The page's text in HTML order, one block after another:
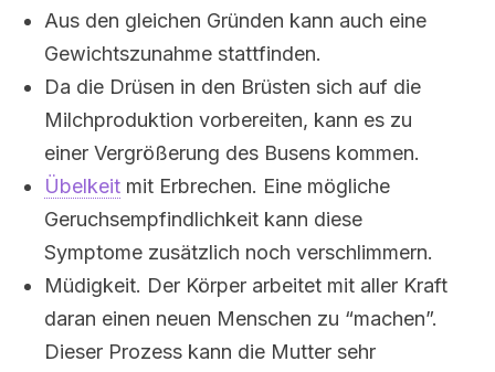
Aus den gleichen Gründen kann auch eine
Gewichtszunahme stattfinden.
Da die Drüsen in den Brüsten sich auf die
Milchproduktion vorbereiten, kann es zu
einer Vergrößerung des Busens kommen.
Übelkeit mit Erbrechen. Eine mögliche
Geruchsempfindlichkeit kann diese
Symptome zusätzlich noch verschlimmern.
Müdigkeit. Der Körper arbeitet mit aller Kraft
daran einen neuen Menschen zu “machen”.
Dieser Prozess kann die Mutter sehr